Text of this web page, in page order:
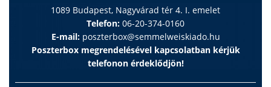
1089 Budapest, Nagyvárad tér 4. I. emelet
Telefon: 06-20-374-0160
E-mail: poszterbox@semmelweiskiado.hu
Poszterbox megrendelésével kapcsolatban kérjük
telefonon érdeklődjön!